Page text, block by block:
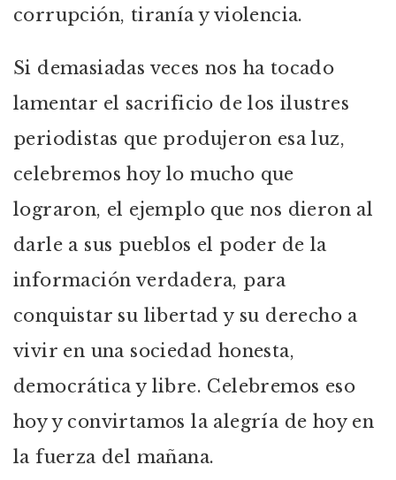
corrupción, tiranía y violencia.
Si demasiadas veces nos ha tocado
lamentar el sacrificio de los ilustres
periodistas que produjeron esa luz,
celebremos hoy lo mucho que
lograron, el ejemplo que nos dieron al
darle a sus pueblos el poder de la
información verdadera, para
conquistar su libertad y su derecho a
vivir en una sociedad honesta,
democrática y libre. Celebremos eso
hoy y convirtamos la alegría de hoy en
la fuerza del mañana.